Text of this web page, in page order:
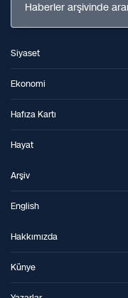
Haberler arşivinde
Siyaset
Ekonomi
Hafıza Kartı
Hayat
Arşiv
English
Hakkımızda
Künye